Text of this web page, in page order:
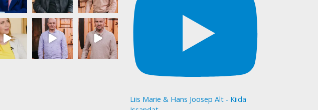
Liis Marie & Hans Joosep Alt - Kiida